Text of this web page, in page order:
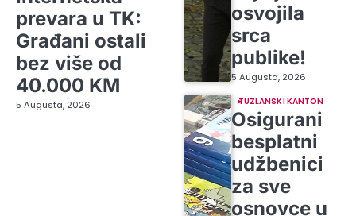
prevara u TK:
Građani ostali
bez više od
40.000 KM
5 Augusta, 2026
osvojila
srca
publike!
5 Augusta, 2026
TUZLANSKI KANTON
Osigurani
besplatni
udžbenici
za sve
osnovce u